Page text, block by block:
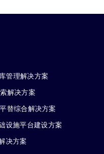
管理解决方案
解决方案
平替综合解决方案
设施平台建设方案
决方案